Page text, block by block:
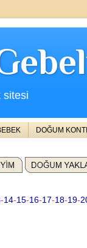
sitesi
DOĞUM
-14-15-16-17-18-19-